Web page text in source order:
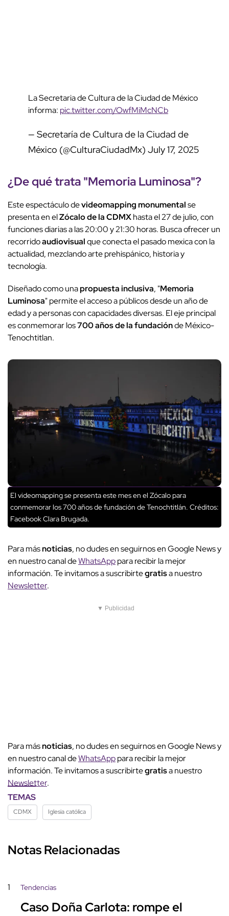
La Secretaria de Cultura de la Ciudad de México
informa: pic.twitter.com/OwfMiMcNCb
— Secretaría de Cultura de la Ciudad de
México (@CulturaCiudadMx) July 17, 2025
¿De qué trata "Memoria Luminosa"?
Este espectáculo devideomapping monumentalse
presenta en elZócalo de la CDMXhasta el 27 de julio, con
funciones diarias a las 20:00 y 21:30 horas. Busca ofrecer un
recorridoaudiovisualque conecta el pasado mexica con la
actualidad, mezclando arte prehispánico, historia y
tecnología.
Diseñado como unapropuesta inclusiva, "Memoria
Luminosa" permite el acceso a públicos desde un año de
edad y a personas con capacidades diversas. El eje principal
es conmemorar los700 años de la fundaciónde México-
Tenochtitlan.
El videomapping se presenta este mes en el Zócalo para
conmemorar los 700 años de fundación de Tenochtitlán. Créditos:
Facebook Clara Brugada.
Para másnoticias, no dudes en seguirnos en Google News y
en nuestro canal deWhatsApppara recibir la mejor
información. Te invitamos a suscribirtegratisa nuestro
Newsletter.
▼ Publicidad
Para másnoticias, no dudes en seguirnos en Google News y
en nuestro canal deWhatsApppara recibir la mejor
información. Te invitamos a suscribirtegratisa nuestro
Newsletter.
TEMAS
CDMX Iglesia católica
Notas Relacionadas
1 Tendencias
Caso Doña Carlota: rompe el